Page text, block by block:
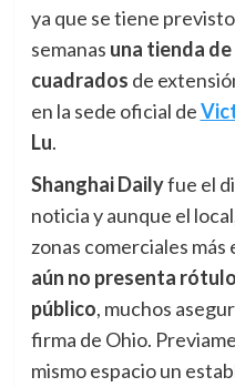
ya que se tiene
semanas una tienda
cuadrados de
en la sede oficial de
Lu.
Shanghai Dailyfue el
noticia y aunque el
zonas comerciales más
aún no presenta
público, muchos
firma de Ohio.
mismo espacio un